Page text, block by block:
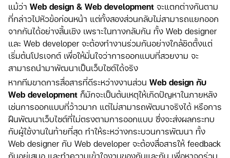
แม้ว่า Web design & Web development จะแตกต่างกันตาม
ที่กล่าวไปหัวข้อก่อนหน้า แต่ทั้งสองส่วนกลับไม่สามารถแยกออก
จากกันได้อย่างสิ้นเชิง เพราะในทางกลับกัน ทั้ง Web designer
และ Web developer จะต้องทำงานร่วมกันอย่างใกล้ชิดตั้งแต่
เริ่มต้นโปรเจกต์ เพื่อให้มั่นใจว่าการออกแบบที่สวยงาม จะ
สามารถนำมาพัฒนาเป็นเว็บไซต์ได้จริง
หากทีมขาดการสื่อสารที่ดีระหว่างงานส่วน Web design กับ
Web development ก็มักจะเป็นต้นเหตุให้เกิดปัญหาในภายหลัง
เช่นการออกแบบที่ว้าวมาก แต่ไม่สามารถพัฒนาจริงได้ หรือการ
ฝืนพัฒนาเว็บไซต์ที่ไม่ตรงตามการออกแบบ ซึ่งจะส่งผลกระทบ
กับผู้ใช้งานในท้ายที่สุด ทำให้ระหว่างกระบวนการพัฒนา ทั้ง
Web designer กับ Web developer จะต้องสื่อสารให้ feedback